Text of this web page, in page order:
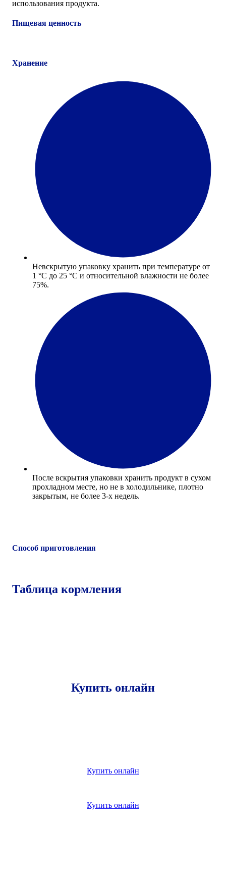
использования продукта.
Пищевая ценность
Хранение
Невскрытую упаковку хранить при температуре от
1 °С до 25 °С и относительной влажности не более
75%.
После вскрытия упаковки хранить продукт в сухом
прохладном месте, но не в холодильнике, плотно
закрытым, не более 3-х недель.
Способ приготовления
Таблица кормления
Купить онлайн
Купить онлайн
Купить онлайн